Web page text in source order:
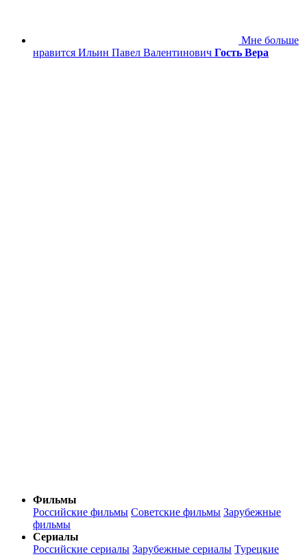
Мне больше
нравится Ильин Павел Валентинович Гость Вера
Фильмы
Российские фильмы Советские фильмы Зарубежные
фильмы
Сериалы
Российские сериалы Зарубежные сериалы Турецкие